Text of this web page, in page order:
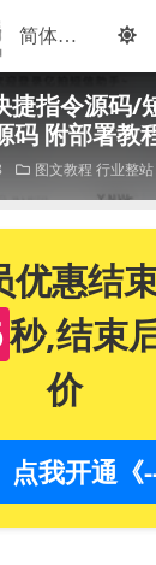
捷指令源码/
码 附部署教
图文教程 行业整站
优惠结
秒,结束
价
点我开通《